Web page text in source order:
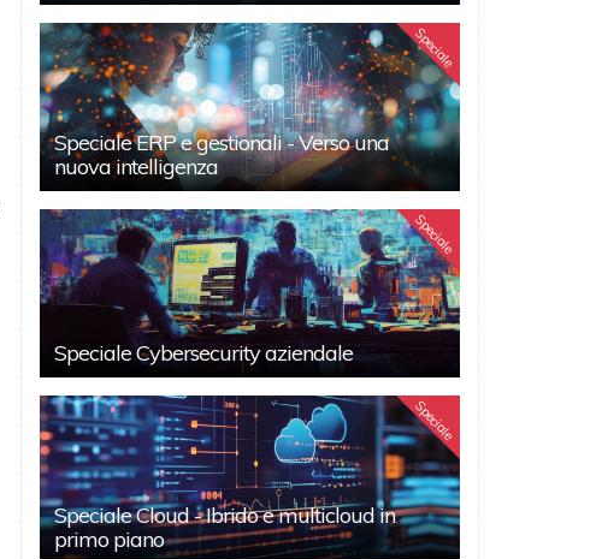
Speciale
Speciale ERP e gestionali - Verso una
nuova intelligenza
Speciale
Speciale Cybersecurity aziendale
Speciale
Speciale Cloud - Ibrido e multicloud in
primo piano